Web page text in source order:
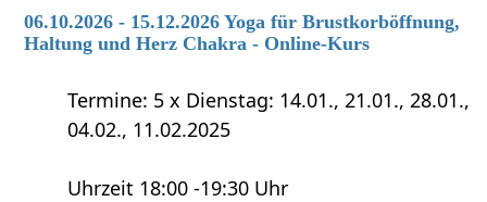
06.10.2026 - 15.12.2026 Yoga für Brustkorböffnung,
Haltung und Herz Chakra - Online-Kurs
Termine: 5 x Dienstag: 14.01., 21.01., 28.01.,
04.02., 11.02.2025
Uhrzeit 18:00 -19:30 Uhr